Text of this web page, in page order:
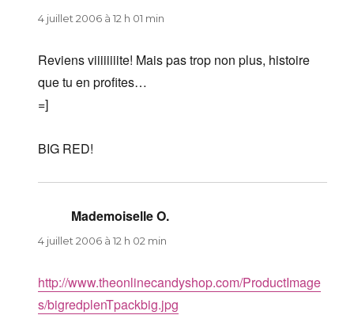
4 juillet 2006 à 12 h 01 min
Reviens viiiiiiiite! Mais pas trop non plus, histoire
que tu en profites…
=]
BIG RED!
Mademoiselle O.
4 juillet 2006 à 12 h 02 min
http://www.theonlinecandyshop.com/ProductImage
s/bigredplenTpackbig.jpg